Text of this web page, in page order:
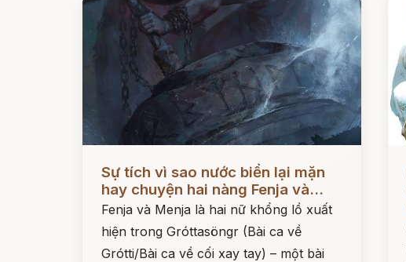
Sự tích vì sao nước biển lại mặn
hay chuyện hai nàng Fenja và...
Fenja và Menja là hai nữ khổng lồ xuất
hiện trong Gróttasöngr (Bài ca về
Grótti/Bài ca về cối xay tay) – một bài